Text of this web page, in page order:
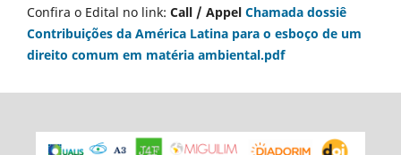
Confira o Edital no link: Call / Appel Chamada dossiê
Contribuições da América Latina para o esboço de um
direito comum em matéria ambiental.pdf